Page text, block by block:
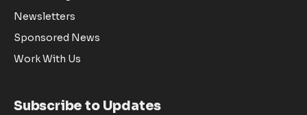
Newsletters
Sponsored News
Work With Us
Subscribe to Updates